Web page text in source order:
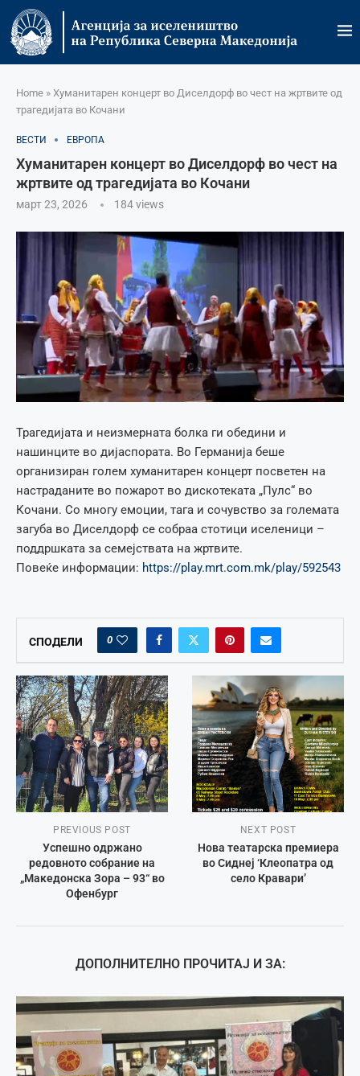
Home » Хуманитарен концерт во Диселдорф во чест на жртвите од
трагедијата во Кочани
ВЕСТИ ЕВРОПА
Хуманитарен концерт во Диселдорф во чест на
жртвите од трагедијата во Кочани
март 23, 2026 184views
Трагедијата и неизмерната болка ги обедини и
нашинците во дијаспората. Во Германија беше
организиран голем хуманитарен концерт посветен на
настраданите во пожарот во дискотеката „Пулс“ во
Кочани. Со многу емоции, тага и сочувство за големата
загуба во Диселдорф се собраа стотици иселеници –
поддршката за семејствата на жртвите.
Повеќе информации: https://play.mrt.com.mk/play/592543
СПОДЕЛИ 0
PREVIOUS POST
Успешно одржано
редовното собрание на
„Македонска Зора – 93“ во
Офенбург
NEXT POST
Нова театарска премиера
во Сиднеј ‘Клеопатра од
село Кравари’
ДОПОЛНИТЕЛНО ПРОЧИТАЈ И ЗА: